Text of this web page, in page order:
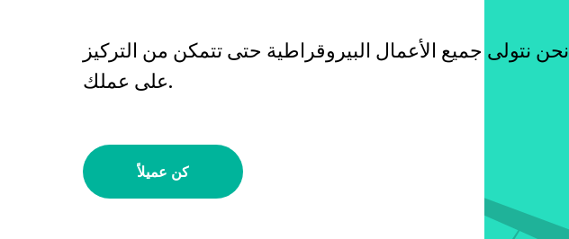
نحن نتولى جميع الأعمال البيروقراطية حتى تتمكن من التركيز
على عملك.
كن عميلاً